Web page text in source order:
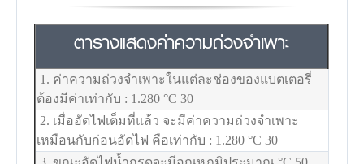
ตารางแสดงค่าความถ่วงจำเพาะ
1. ค่าความถ่วงจำเพาะในแต่ละช่องของแบตเตอรี่
ต้องมีค่าเท่ากับ : 1.280 °C 30
2. เมื่ออัดไฟเต็มที่แล้ว จะมีค่าความถ่วงจำเพาะ
เหมือนกับก่อนอัดไฟ คือเท่ากับ : 1.280 °C 30